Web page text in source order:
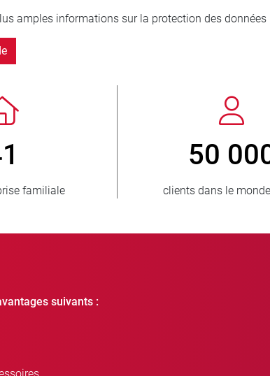
amples informations sur la protection des données
unités vendues
suivants :